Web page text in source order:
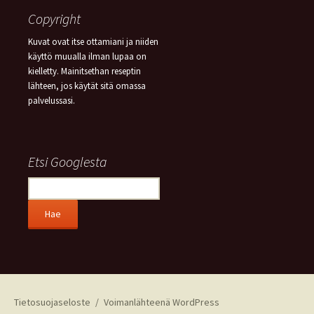
Copyright
Kuvat ovat itse ottamiani ja niiden
käyttö muualla ilman lupaa on
kielletty. Mainitsethan reseptin
lähteen, jos käytät sitä omassa
palvelussasi.
Etsi Googlesta
Tietosuojaseloste Voimanlähteenä WordPress